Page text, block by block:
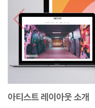
아티스트 레이아웃 소개